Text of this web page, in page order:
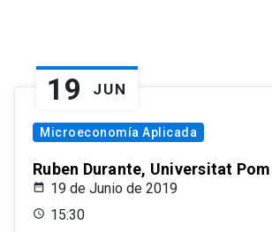
19 JUN
Microeconomía Aplicada
Ruben Durante, Universitat
19 de Junio de 2019
15:30